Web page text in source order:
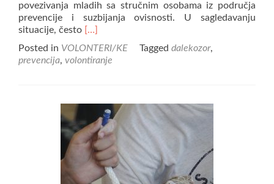
povezivanja mladih sa stručnim osobama iz područja
prevencije i suzbijanja ovisnosti. U sagledavanju
situacije, često Read
about
Dalekozor
[…]
Posted in VOLONTERI/KE Tagged dalekozor,
prevencija, volontiranje